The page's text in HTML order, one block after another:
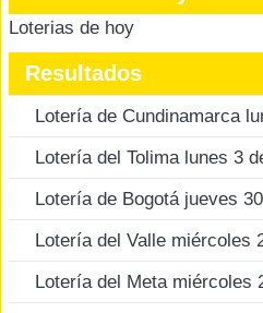
Loterias de hoy
Resultados
Lotería de Cundinamarca
Lotería del Tolima lunes 3
Lotería de Bogotá jueves
Lotería del Valle miércoles
Lotería del Meta miércoles